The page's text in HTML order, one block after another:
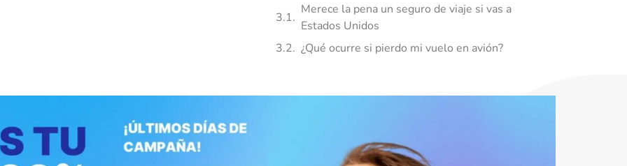
Merece la pena un seguro de viaje si vas a
Estados Unidos
¿Qué ocurre si pierdo mi vuelo en avión?